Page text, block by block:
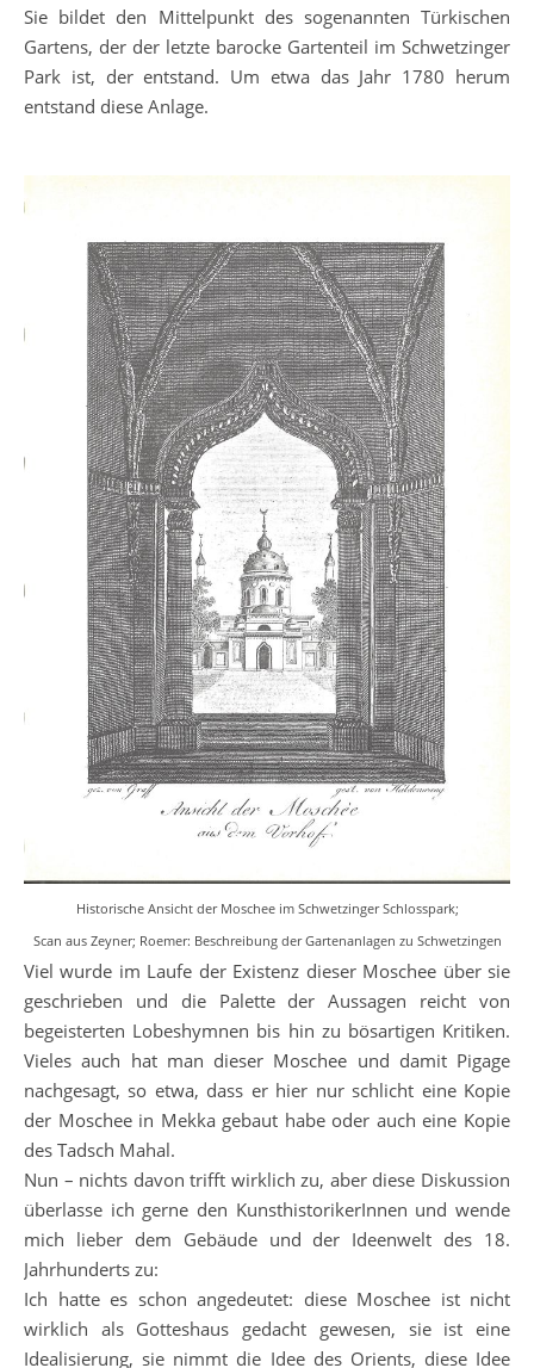
Sie bildet den Mittelpunkt des sogenannten Türkischen
Gartens, der der letzte barocke Gartenteil im Schwetzinger
Park ist, der entstand. Um etwa das Jahr 1780 herum
entstand diese Anlage.
Historische Ansicht der Moschee im Schwetzinger Schlosspark;
Scan aus Zeyner; Roemer: Beschreibung der Gartenanlagen zu Schwetzingen
Viel wurde im Laufe der Existenz dieser Moschee über sie
geschrieben und die Palette der Aussagen reicht von
begeisterten Lobeshymnen bis hin zu bösartigen Kritiken.
Vieles auch hat man dieser Moschee und damit Pigage
nachgesagt, so etwa, dass er hier nur schlicht eine Kopie
der Moschee in Mekka gebaut habe oder auch eine Kopie
des Tadsch Mahal.
Nun – nichts davon trifft wirklich zu, aber diese Diskussion
überlasse ich gerne den KunsthistorikerInnen und wende
mich lieber dem Gebäude und der Ideenwelt des 18.
Jahrhunderts zu:
Ich hatte es schon angedeutet: diese Moschee ist nicht
wirklich als Gotteshaus gedacht gewesen, sie ist eine
Idealisierung, sie nimmt die Idee des Orients, diese Idee